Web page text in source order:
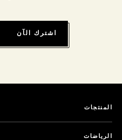
اشترك الآن
المنتجات
الرياضات